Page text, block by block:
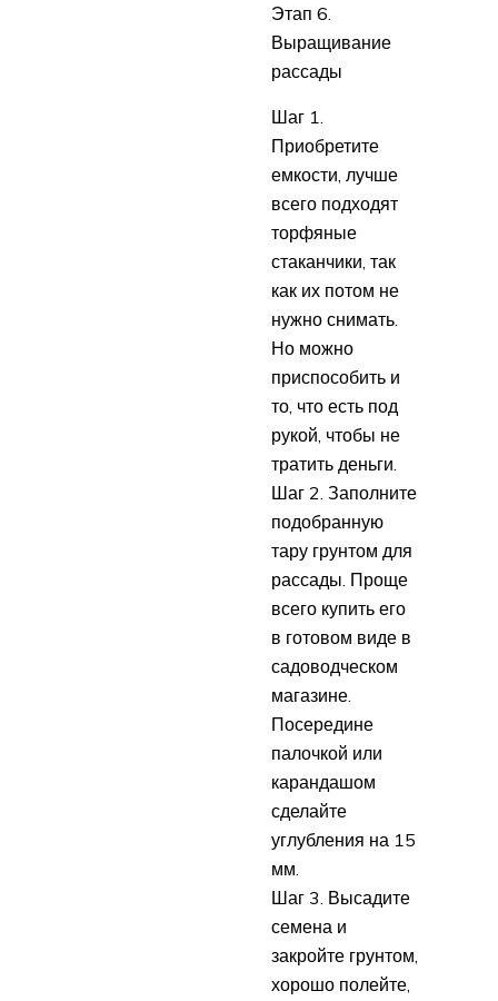
Этап 6.
Выращивание
рассады
Шаг 1.
Приобретите
емкости, лучше
всего подходят
торфяные
стаканчики, так
как их потом не
нужно снимать.
Но можно
приспособить и
то, что есть под
рукой, чтобы не
тратить деньги.
Шаг 2. Заполните
подобранную
тару грунтом для
рассады. Проще
всего купить его
в готовом виде в
садоводческом
магазине.
Посередине
палочкой или
карандашом
сделайте
углубления на 15
мм.
Шаг 3. Высадите
семена и
закройте грунтом,
хорошо полейте,